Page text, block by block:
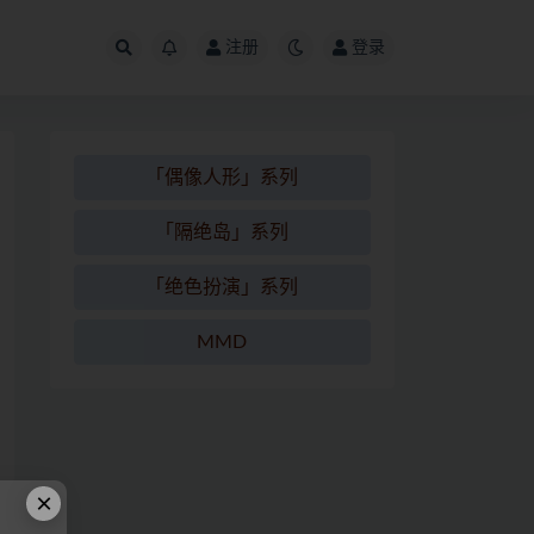
注册 登录
「偶像人形」系列
「隔绝岛」系列
「绝色扮演」系列
MMD
×